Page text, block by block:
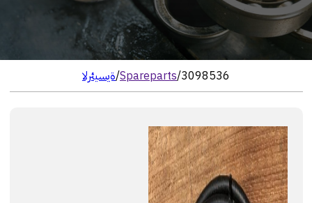
الرئيسية/Spareparts/3098536